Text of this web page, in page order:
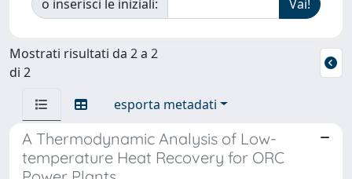
o inserisci le iniziali:
Mostrati risultati da 2 a 2
di 2
esporta metadati
A Thermodynamic Analysis of Low-
temperature Heat Recovery for ORC